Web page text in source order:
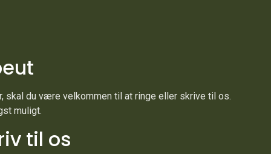
skal du være velkommen til at ringe eller skrive til os.
muligt.
til os